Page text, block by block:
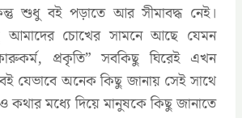
শুধু বই পড়াতে আর সীমাবদ্ধ নেই।
আমাদের চোখের সামনে আছে যেমন
প্রকৃতি” সবকিছু ঘিরেই এখন
বই যেভাবে অনেক কিছু জানায় সেই সাথে
মধ্যে দিয়ে মানুষকে কিছু জানাতে